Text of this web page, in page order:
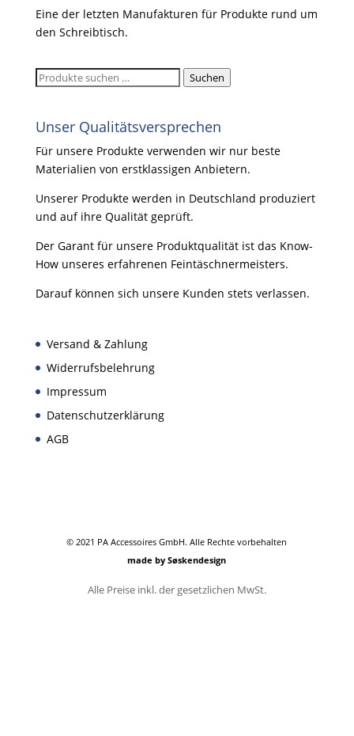
Eine der letzten Manufakturen für Produkte rund um
den Schreibtisch.
Suchen
Suchen
Unser Qualitätsversprechen
Für unsere Produkte verwenden wir nur beste
Materialien von erstklassigen Anbietern.
Unserer Produkte werden in Deutschland produziert
und auf ihre Qualität geprüft.
Der Garant für unsere Produktqualität ist das Know-
How unseres erfahrenen Feintäschnermeisters.
Darauf können sich unsere Kunden stets verlassen.
Versand & Zahlung
Widerrufsbelehrung
Impressum
Datenschutzerklärung
AGB
© 2021 PA Accessoires GmbH. Alle Rechte vorbehalten
made by Søskendesign
Alle Preise inkl. der gesetzlichen MwSt.